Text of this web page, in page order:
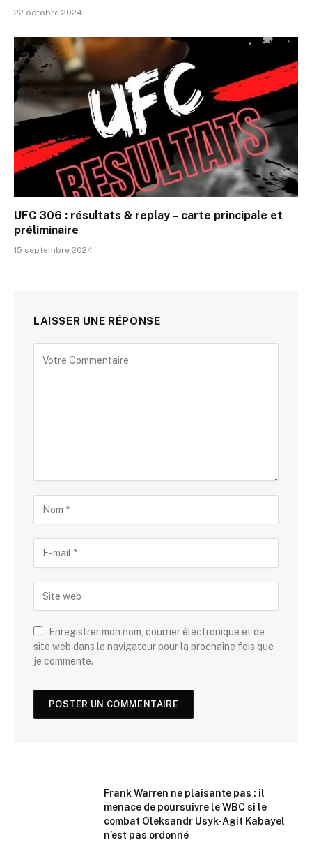
22 octobre 2024
UFC 306 : résultats & replay – carte principale et
préliminaire
15 septembre 2024
LAISSER UNE RÉPONSE
Enregistrer mon nom, courrier électronique et de
site web dans le navigateur pour la prochaine fois que
je commente.
Frank Warren ne plaisante pas : il
menace de poursuivre le WBC si le
combat Oleksandr Usyk-Agit Kabayel
n’est pas ordonné